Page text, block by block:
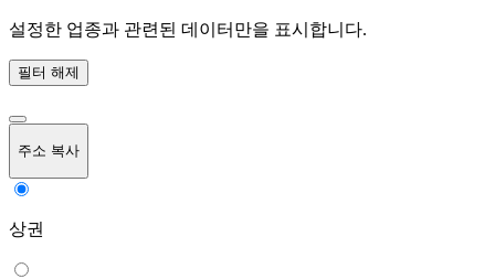
설정한 업종과 관련된 데이터만을 표시합니다.
필터 해제
주소 복사
상권